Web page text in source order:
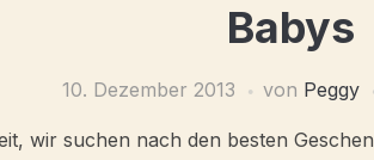
Babys
10. Dezember 2013 von Peggy
wir suchen nach den besten